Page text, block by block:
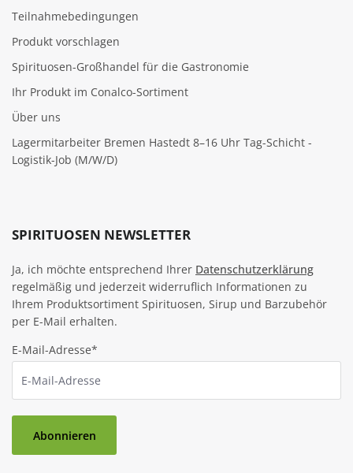
Teilnahmebedingungen
Produkt vorschlagen
Spirituosen-Großhandel für die Gastronomie
Ihr Produkt im Conalco-Sortiment
Über uns
Lagermitarbeiter Bremen Hastedt 8–16 Uhr Tag-Schicht -
Logistik-Job (M/W/D)
SPIRITUOSEN NEWSLETTER
Ja, ich möchte entsprechend Ihrer Datenschutzerklärung
regelmäßig und jederzeit widerruflich Informationen zu
Ihrem Produktsortiment Spirituosen, Sirup und Barzubehör
per E-Mail erhalten.
E-Mail-Adresse*
Abonnieren